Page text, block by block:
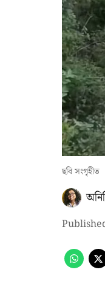
ছবি সংগৃহীত